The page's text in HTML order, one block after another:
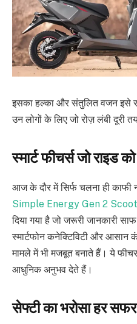
इसका हल्का और संतुलित वजन इसे
उन लोगों के लिए जो रोज़ लंबी दूरी
स्मार्ट फीचर्स जो राइड
आज के दौर में सिर्फ चलना ही काफी
Simple Energy Gen 2
दिया गया है जो जरूरी जानकारी
स्मार्टफोन कनेक्टिविटी और आसान
मामले में भी मजबूत बनाते हैं। ये
आधुनिक अनुभव देते हैं।
सेफ्टी का भरोसा हर